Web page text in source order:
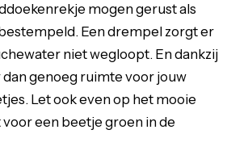
mogen gerust als
Een drempel zorgt er
niet wegloopt. En dankzij
dan genoeg ruimte voor jouw
Let ook even op het mooie
een beetje groen in de